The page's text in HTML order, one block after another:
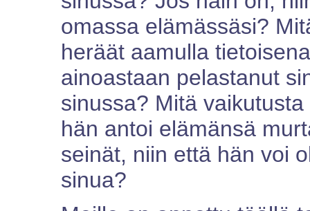
omassa elämässäsi?
heräät aamulla
ainoastaan pelastanut
sinussa? Mitä
hän antoi elämänsä
seinät, niin että hän voi
sinua?